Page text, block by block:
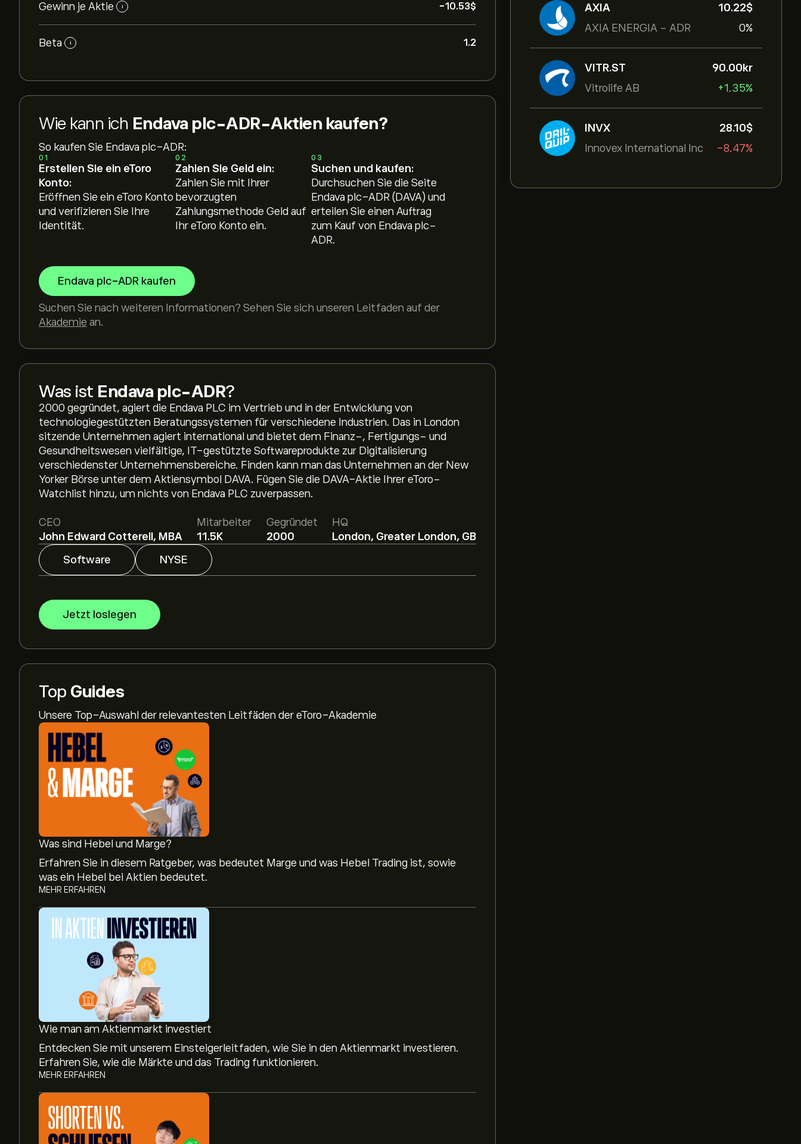
AXIA
AXIA ENERGIA - ADR
10.22‎$‎
0%
VITR.ST
Vitrolife AB
90.00‎kr‎
+1.35%
INVX
Innovex International Inc
28.10‎$‎
-8.47%
Gewinn je Aktie i -10.53‎$‎
Beta i 1.2
Wie kann ich Endava plc-ADR-Aktien kaufen?
So kaufen Sie Endava plc-ADR:
01
Erstellen Sie ein eToro
Konto:
Eröffnen Sie ein eToro Konto
und verifizieren Sie Ihre
Identität.
02
Zahlen Sie Geld ein:
Zahlen Sie mit Ihrer
bevorzugten
Zahlungsmethode Geld auf
Ihr eToro Konto ein.
03
Suchen und kaufen:
Durchsuchen Sie die Seite
Endava plc-ADR (DAVA) und
erteilen Sie einen Auftrag
zum Kauf von Endava plc-
ADR.
Endava plc-ADR kaufen
Suchen Sie nach weiteren Informationen? Sehen Sie sich unseren Leitfaden auf der
Akademie an.
Was ist Endava plc-ADR?
2000 gegründet, agiert die Endava PLC im Vertrieb und in der Entwicklung von
technologiegestützten Beratungssystemen für verschiedene Industrien. Das in London
sitzende Unternehmen agiert international und bietet dem Finanz-, Fertigungs- und
Gesundheitswesen vielfältige, IT-gestützte Softwareprodukte zur Digitalisierung
verschiedenster Unternehmensbereiche. Finden kann man das Unternehmen an der New
Yorker Börse unter dem Aktiensymbol DAVA. Fügen Sie die DAVA-Aktie Ihrer eToro-
Watchlist hinzu, um nichts von Endava PLC zuverpassen.
CEO
John Edward Cotterell, MBA
Mitarbeiter
11.5K
Gegründet
2000
HQ
London, Greater London, GB
Software
NYSE
Jetzt loslegen
Top Guides
Unsere Top-Auswahl der relevantesten Leitfäden der eToro-Akademie
Was sind Hebel und Marge?
Erfahren Sie in diesem Ratgeber, was bedeutet Marge und was Hebel Trading ist, sowie
was ein Hebel bei Aktien bedeutet.
MEHR ERFAHREN
Wie man am Aktienmarkt investiert
Entdecken Sie mit unserem Einsteigerleitfaden, wie Sie in den Aktienmarkt investieren.
Erfahren Sie, wie die Märkte und das Trading funktionieren.
MEHR ERFAHREN